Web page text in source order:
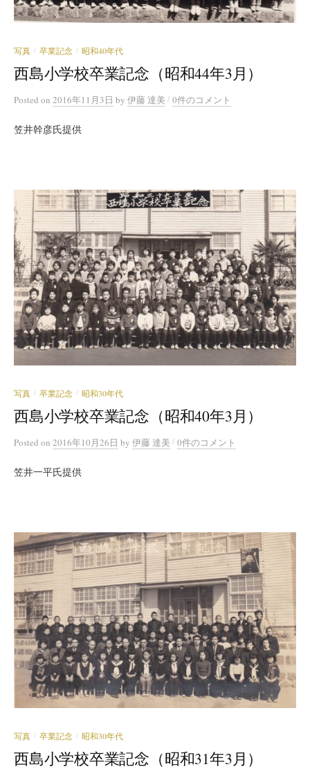
写真 / 卒業記念 / 昭和40年代
西島小学校卒業記念（昭和44年3月）
Posted on 2016年11月3日 by 伊藤 達美 /0件のコメント
笠井幹彦氏提供
写真 / 卒業記念 / 昭和30年代
西島小学校卒業記念（昭和40年3月）
Posted on 2016年10月26日 by 伊藤 達美 /0件のコメント
笠井一平氏提供
写真 / 卒業記念 / 昭和30年代
西島小学校卒業記念（昭和31年3月）